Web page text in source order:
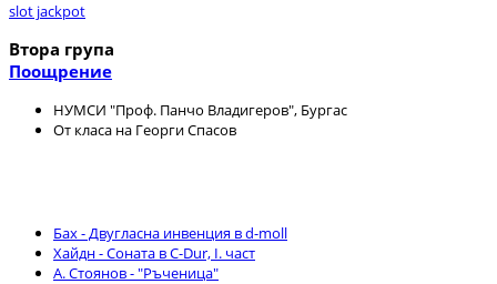
slot jackpot
Втора група
Поощрение
НУМСИ "Проф. Панчо Владигеров", Бургас
От класа на Георги Спасов
Бах - Двугласна инвенция в d-moll
Хайдн - Соната в C-Dur, I. част
А. Стоянов - "Ръченица"